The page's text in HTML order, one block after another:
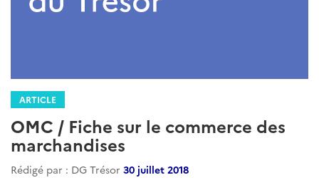
ARTICLE
OMC / Fiche sur le commerce des
marchandises
Rédigé par : DG Trésor 30 juillet 2018